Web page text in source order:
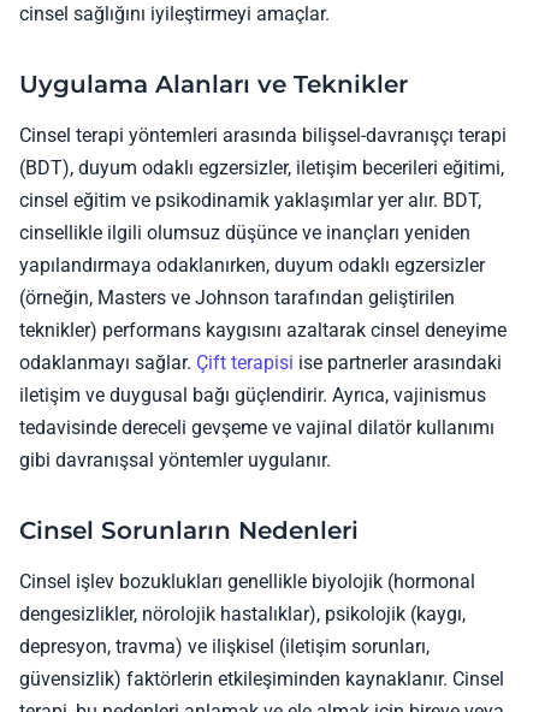
cinsel sağlığını iyileştirmeyi amaçlar.
Uygulama Alanları ve Teknikler
Cinsel terapi yöntemleri arasında bilişsel-davranışçı terapi
(BDT), duyum odaklı egzersizler, iletişim becerileri eğitimi,
cinsel eğitim ve psikodinamik yaklaşımlar yer alır. BDT,
cinsellikle ilgili olumsuz düşünce ve inançları yeniden
yapılandırmaya odaklanırken, duyum odaklı egzersizler
(örneğin, Masters ve Johnson tarafından geliştirilen
teknikler) performans kaygısını azaltarak cinsel deneyime
odaklanmayı sağlar. Çift terapisi ise partnerler arasındaki
iletişim ve duygusal bağı güçlendirir. Ayrıca, vajinismus
tedavisinde dereceli gevşeme ve vajinal dilatör kullanımı
gibi davranışsal yöntemler uygulanır.
Cinsel Sorunların Nedenleri
Cinsel işlev bozuklukları genellikle biyolojik (hormonal
dengesizlikler, nörolojik hastalıklar), psikolojik (kaygı,
depresyon, travma) ve ilişkisel (iletişim sorunları,
güvensizlik) faktörlerin etkileşiminden kaynaklanır. Cinsel